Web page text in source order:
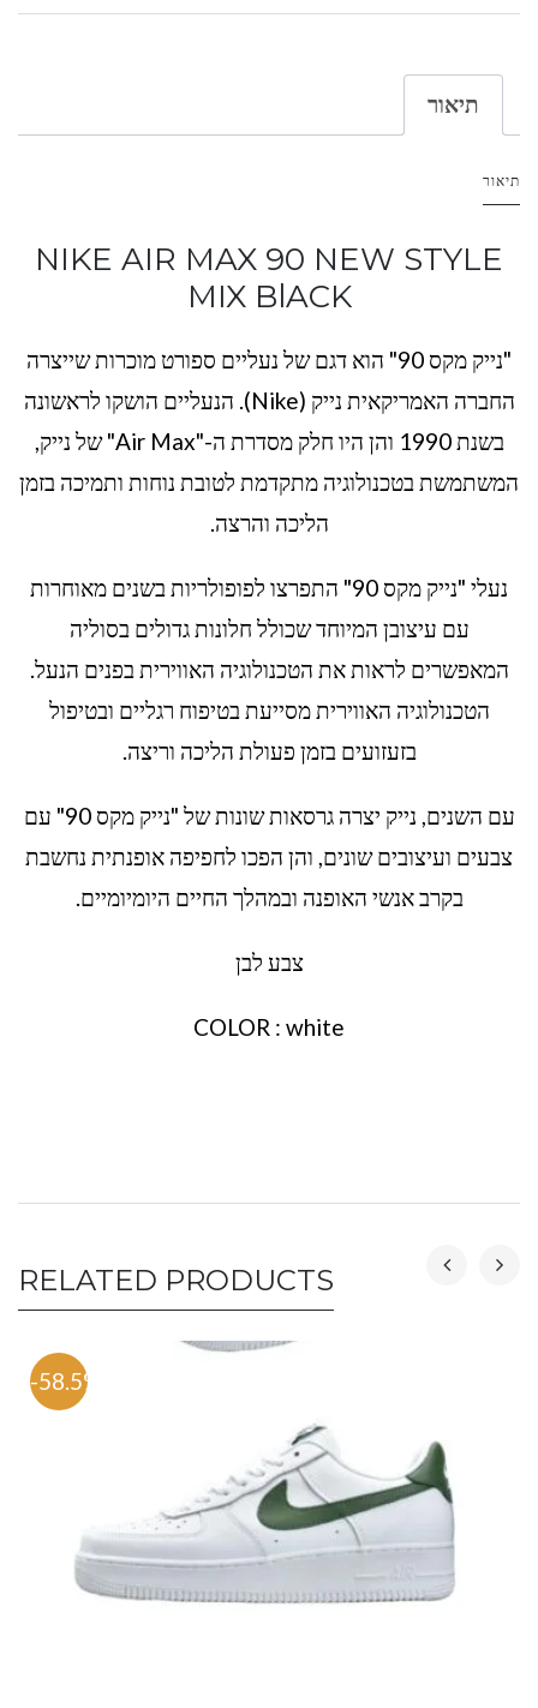
תיאור
תיאור
NIKE AIR MAX 90 NEW STYLE
MIX BlACK
"נייק מקס 90" הוא דגם של נעליים ספורט מוכרות שייצרה
החברה האמריקאית נייק (Nike). הנעליים הושקו לראשונה
בשנת 1990 והן היו חלק מסדרת ה-"Air Max" של נייק,
המשתמשת בטכנולוגיה מתקדמת לטובת נוחות ותמיכה בזמן
הליכה והרצה.
נעלי "נייק מקס 90" התפרצו לפופולריות בשנים מאוחרות
עם עיצובן המיוחד שכולל חלונות גדולים בסוליה
המאפשרים לראות את הטכנולוגיה האווירית בפנים הנעל.
הטכנולוגיה האווירית מסייעת בטיפוח רגליים ובטיפול
בזעזועים בזמן פעולת הליכה וריצה.
עם השנים, נייק יצרה גרסאות שונות של "נייק מקס 90" עם
צבעים ועיצובים שונים, והן הפכו לחפיפה אופנתית נחשבת
בקרב אנשי האופנה ובמהלך החיים היומיומיים.
צבע לבן
COLOR : white
RELATED PRODUCTS
-58.5%